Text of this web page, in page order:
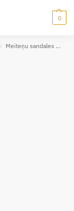
0
/ Meiteņu sandales Weestep 51041